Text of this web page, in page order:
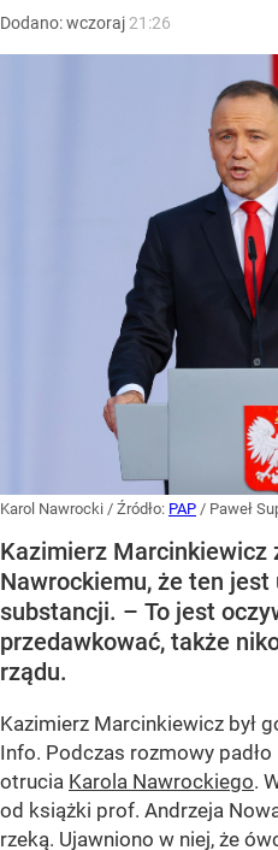
Dodano:wczoraj 21:26
Karol Nawrocki / Źródło: PAP / Paweł
Kazimierz Marcinkiewicz
Nawrockiemu, że ten
substancji. – To jest
przedawkować, także
rządu.
Kazimierz Marcinkiewicz był
Info. Podczas rozmowy
otrucia Karola Nawrockiego.
od książki prof. Andrzeja
rzeką. Ujawniono w niej, że